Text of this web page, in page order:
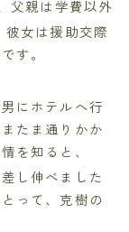
父親は学費以外
彼女は援助交際
す。
にホテルへ行
たま通りかか
を知ると、
し伸べました
って、克樹の